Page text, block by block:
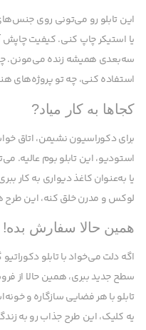
این تابلو رو می‌تونی روی
یا استیکر چاپ کنی. کیفیت چاپش
سه‌بعدی همیشه زنده می‌مونن. چه
استفاده کنی، چه تو پروژه‌های
کجاها به کار میاد?
برای دکوراسیون نشیمن، اتاق
استودیو، این تابلو بوم عالیه.
یا به‌عنوان کاغذ دیواری به کار
لوکس و مدرن خلق کنه، این طرح
همین حالا سفارش بده!
اگه دلت می‌خواد با تابلو
سطح جدید ببری، همین حالا از
تابلو با هر فضایی سازگاره و
یه کلیک، این طرح جذاب رو به